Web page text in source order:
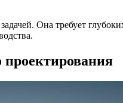
Она требует